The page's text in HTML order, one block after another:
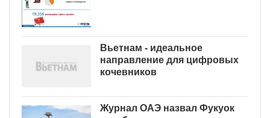
Вьетнам - идеальное
направление для цифровых
кочевников
Журнал ОАЭ назвал Фукуок